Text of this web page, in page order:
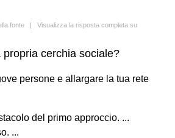
fonte | Visualizza la risposta completa su
cerchia sociale?
persone e allargare la tua rete
del primo approccio. ...
...